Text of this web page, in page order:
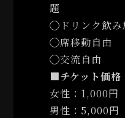
題
◯ドリンク飲み
◯席移動自由
◯交流自由
■チケット価格
女性：1,000円
男性：5,000円